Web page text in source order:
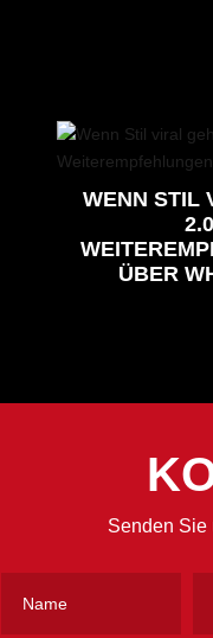
WENN STIL
ÜBER
Senden Sie